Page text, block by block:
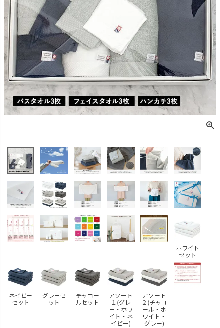
ホワイト
セット
ネイビー
セット
グレーセ
ット
チャコー
ルセット
アソート
１(グレ
ー・ホワ
イト・ネ
イビー)
アソート
２(チャコ
ール・ホ
ワイト・
グレー)